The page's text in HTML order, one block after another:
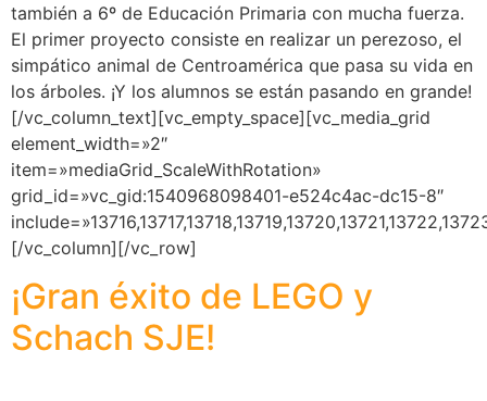
también a 6º de Educación Primaria con mucha fuerza.
El primer proyecto consiste en realizar un perezoso, el
simpático animal de Centroamérica que pasa su vida en
los árboles. ¡Y los alumnos se están pasando en grande!
[/vc_column_text][vc_empty_space][vc_media_grid
element_width=»2″
item=»mediaGrid_ScaleWithRotation»
grid_id=»vc_gid:1540968098401-e524c4ac-dc15-8″
[/vc_column][/vc_row]
¡Gran éxito de LEGO y
Schach SJE!